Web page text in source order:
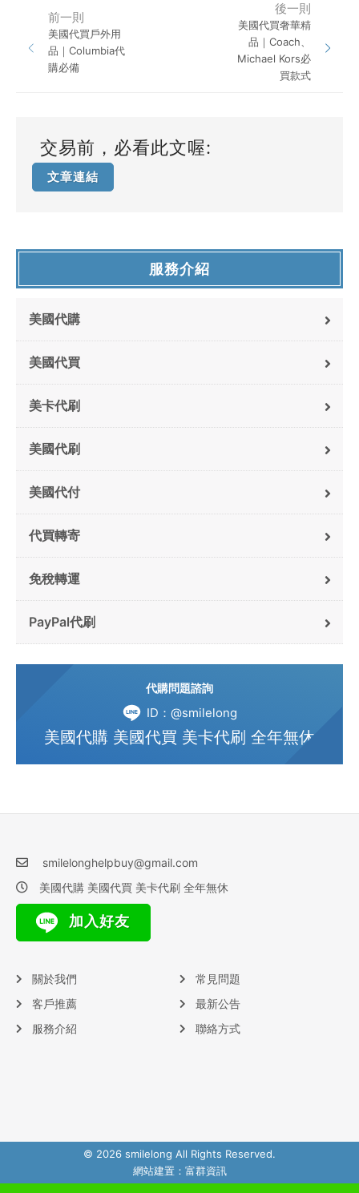
前一則
美國代買戶外用
品｜Columbia代
購必備
後一則
美國代買奢華精
品｜Coach、
Michael Kors必
買款式
交易前，必看此文喔:
文章連結
服務介紹
美國代購
美國代買
美卡代刷
美國代刷
美國代付
代買轉寄
免稅轉運
PayPal代刷
代購問題諮詢
ID：@smilelong
美國代購 美國代買 美卡代刷 全年無休
smilelonghelpbuy@gmail.com
美國代購 美國代買 美卡代刷 全年無休
加入好友
關於我們
客戶推薦
服務介紹
常見問題
最新公告
聯絡方式
© 2026 smilelong All Rights Reserved.
網站建置： 富群資訊